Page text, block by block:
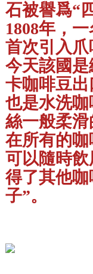
石被譽爲“
1808年，
首次引入爪
今天該國
卡咖啡豆
也是水洗
絲一般柔
在所有的
可以隨時
得了其他
子”。